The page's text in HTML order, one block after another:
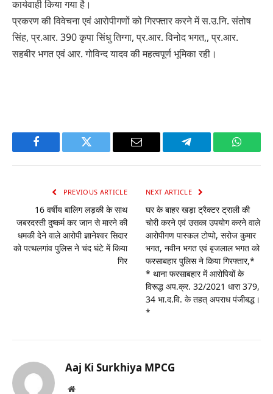
कार्यवाही किया गया है।
प्रकरण की विवेचना एवं आरोपीगणों को गिरफ्तार करने में स.उ.नि. संतोष
सिंह, प्र.आर. 390 कृपा सिंधु तिग्गा, प्र.आर. विनोद भगत,, प्र.आर.
सहबीर भगत एवं आर. गोविन्द यादव की महत्वपूर्ण भूमिका रही।
Facebook Twitter Email Telegram
PREVIOUS ARTICLE
16 वर्षीय बालिग लड़की के साथ
जबरदस्ती दुष्कर्म कर जान से मारने की
धमकी देने वाले आरोपी ज्ञानेश्वर सिदार
को पत्थलगांव पुलिस ने चंद घंटे में किया
गिर
NEXT ARTICLE
घर के बाहर खड़ा ट्रैक्टर ट्राली की
चोरी करने एवं उसका उपयोग करने वाले
आरोपीगण पास्कल टोप्पो, सरोज कुमार
भगत, नवीन भगत एवं बृजलाल भगत को
फरसाबहार पुलिस ने किया गिरफ्तार,*
* थाना फरसाबहार में आरोपियों के
विरूद्ध अप.क्र. 32/2021 धारा 379,
34 भा.द.वि. के तहत् अपराध पंजीबद्ध।
*
Aaj Ki Surkhiya MPCG
Website